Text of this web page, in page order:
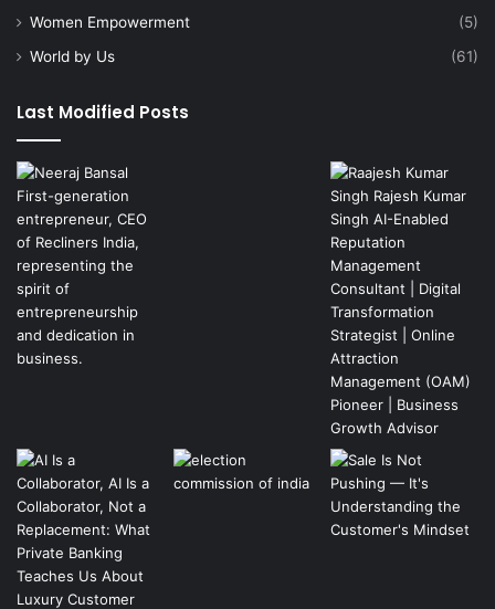
Women Empowerment
(5)
World by Us
(61)
Last Modified Posts